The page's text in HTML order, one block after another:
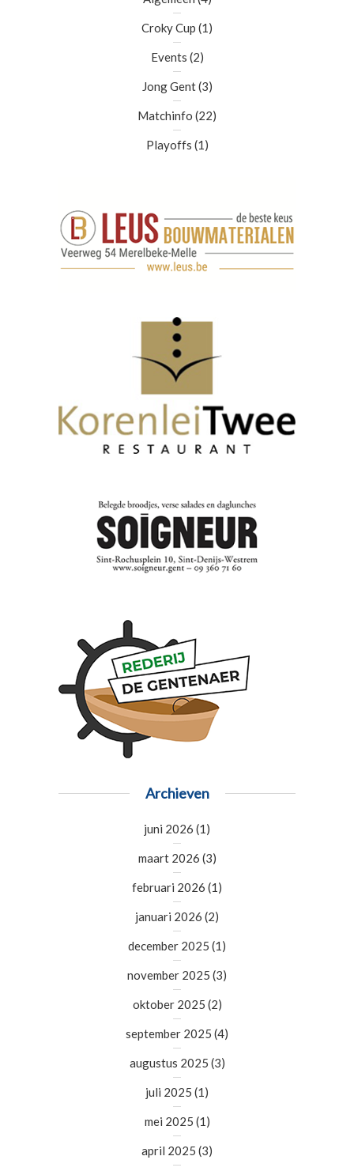
Croky Cup (1)
Events (2)
Jong Gent(3)
Matchinfo (22)
Playoffs (1)
Archieven
juni 2026 (1)
maart 2026 (3)
februari 2026 (1)
januari 2026 (2)
december 2025 (1)
november 2025 (3)
oktober 2025 (2)
september 2025 (4)
augustus 2025 (3)
juli 2025 (1)
mei 2025 (1)
april 2025 (3)